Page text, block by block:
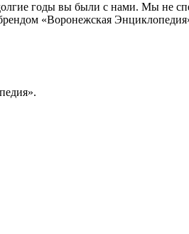
годы вы были с нами. Мы не
«Воронежская